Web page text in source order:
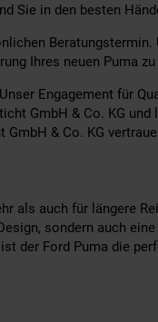
Sie in den besten
Ihres neuen Puma zu
Engagement für
GmbH & Co. KG
& Co. KG
als auch für längere
sondern auch
der Ford Puma die